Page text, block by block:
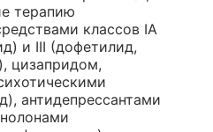
терапию
классов IA
и III (дофетилид,
цизапридом,
антидепрессантами